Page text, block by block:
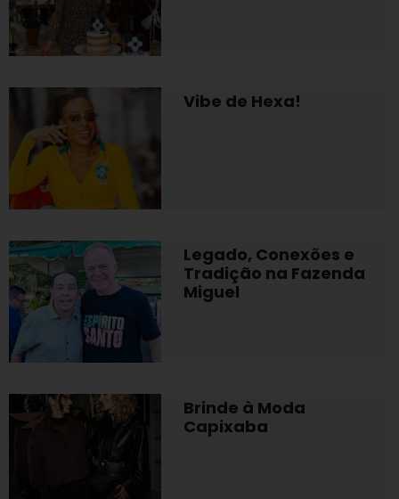
Vibe de Hexa!
Legado, Conexões e
Tradição na Fazenda
Miguel
Brinde à Moda
Capixaba